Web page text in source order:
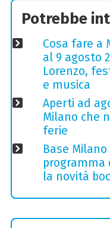
Potrebbe
Cosa fare a
al 9 agosto
Lorenzo,
e musica
Aperti ad
Milano che
ferie
Base
programma
la novità